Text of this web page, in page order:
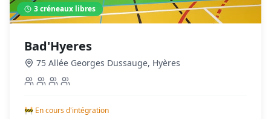
3créneaux libres
Bad'Hyeres
75 Allée Georges Dussauge, Hyères
🚧 En cours d'intégration